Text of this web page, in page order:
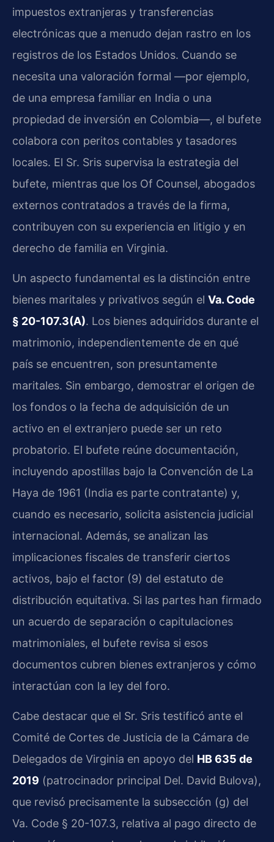
impuestos extranjeras y transferencias
electrónicas que a menudo dejan rastro en los
registros de los Estados Unidos. Cuando se
necesita una valoración formal —por ejemplo,
de una empresa familiar en India o una
propiedad de inversión en Colombia—, el bufete
colabora con peritos contables y tasadores
locales. El Sr. Sris supervisa la estrategia del
bufete, mientras que los Of Counsel, abogados
externos contratados a través de la firma,
contribuyen con su experiencia en litigio y en
derecho de familia en Virginia.
Un aspecto fundamental es la distinción entre
bienes maritales y privativos según el Va. Code
§ 20-107.3(A). Los bienes adquiridos durante el
matrimonio, independientemente de en qué
país se encuentren, son presuntamente
maritales. Sin embargo, demostrar el origen de
los fondos o la fecha de adquisición de un
activo en el extranjero puede ser un reto
probatorio. El bufete reúne documentación,
incluyendo apostillas bajo la Convención de La
Haya de 1961 (India es parte contratante) y,
cuando es necesario, solicita asistencia judicial
internacional. Además, se analizan las
implicaciones fiscales de transferir ciertos
activos, bajo el factor (9) del estatuto de
distribución equitativa. Si las partes han firmado
un acuerdo de separación o capitulaciones
matrimoniales, el bufete revisa si esos
documentos cubren bienes extranjeros y cómo
interactúan con la ley del foro.
Cabe destacar que el Sr. Sris testificó ante el
Comité de Cortes de Justicia de la Cámara de
Delegados de Virginia en apoyo del HB 635 de
2019 (patrocinador principal Del. David Bulova),
que revisó precisamente la subsección (g) del
Va. Code § 20-107.3, relativa al pago directo de